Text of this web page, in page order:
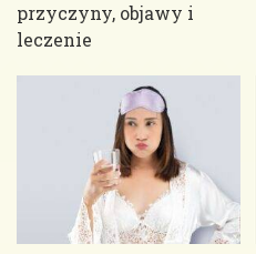
przyczyny, objawy i
leczenie